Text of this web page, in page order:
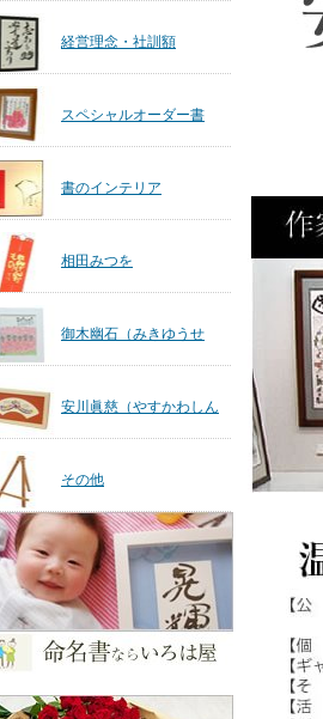
経営理念・社訓額
スペシャルオーダー書
書のインテリア
相田みつを
御木幽石（みきゆうせ
安川眞慈（やすかわしん
その他